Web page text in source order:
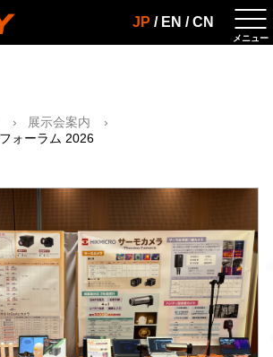
JP / EN /CN
展示会案内
ォーラム 2026